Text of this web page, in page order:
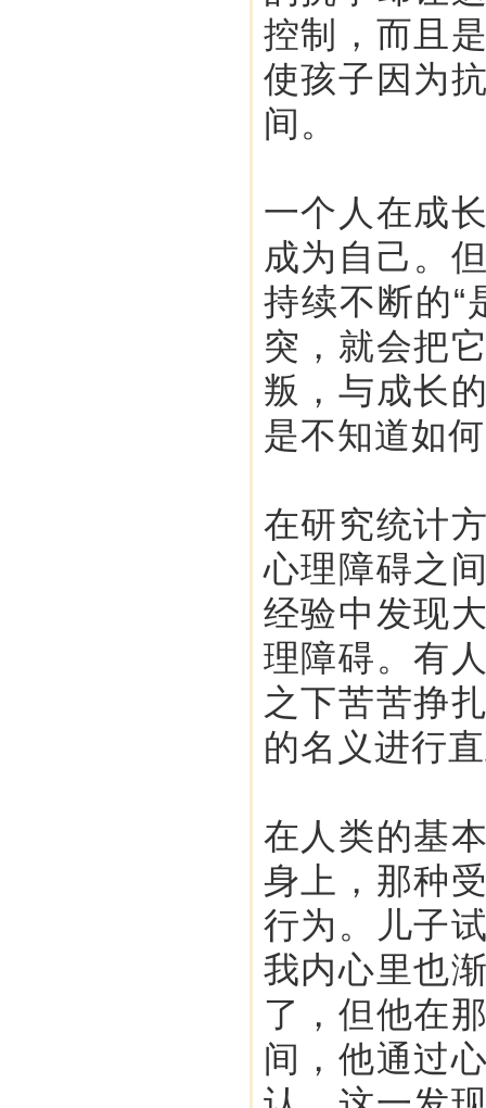
控制，而且
使孩子因为
间。
一个人在成
成为自己。
持续不断的“
突，就会把
叛，与成长
是不知道如
在研究统计
心理障碍之
经验中发现
理障碍。有
之下苦苦挣
的名义进行
在人类的基
身上，那种
行为。儿子
我内心里也
了，但他在
间，他通过